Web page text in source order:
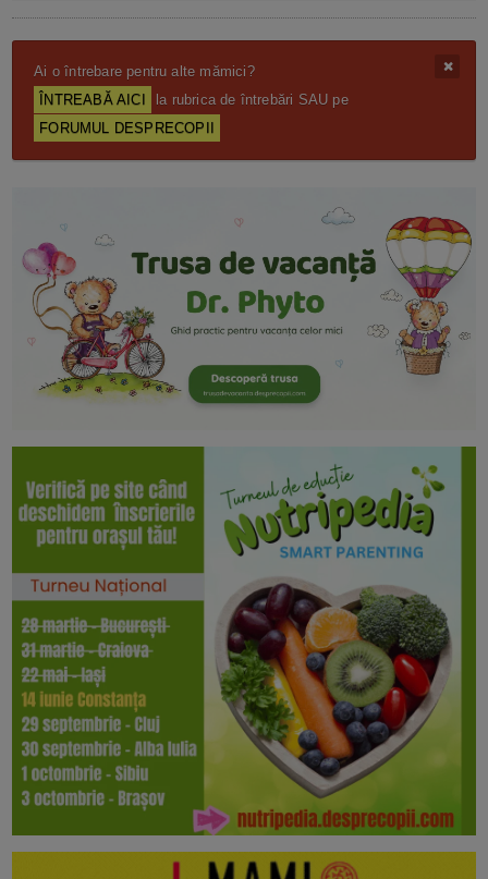
Ai o întrebare pentru alte mămici?
ÎNTREABĂ AICI
la rubrica de întrebări SAU pe
FORUMUL DESPRECOPII